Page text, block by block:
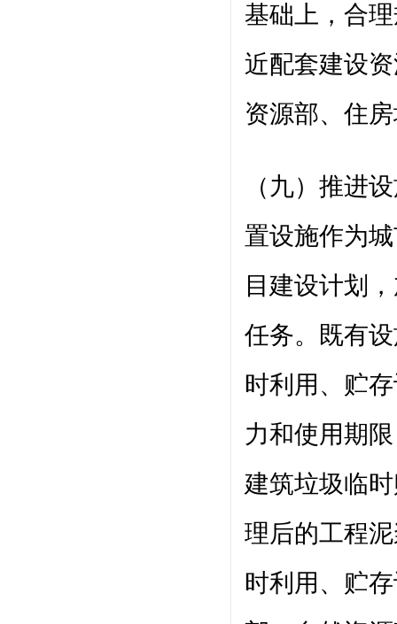
基础上，合
近配套建设
资源部、住
（九）推进
置设施作为
目建设计划
任务。既有
时利用、贮
力和使用期
建筑垃圾临
理后的工程
时利用、贮